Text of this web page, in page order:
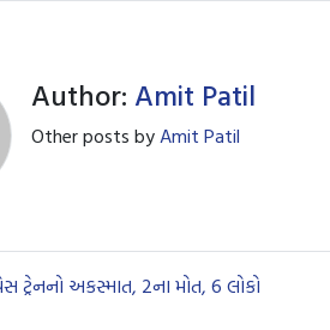
Author: Amit Patil
Other posts byAmit Patil
ટ્રેનનો અકસ્માત, 2ના મોત, 6 લોકો